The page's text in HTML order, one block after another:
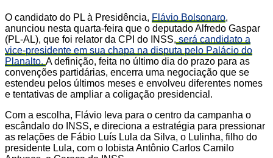
O candidato do PL à Presidência, Flávio Bolsonaro,
anunciou nesta quarta-feira que o deputado Alfredo Gaspar
(PL-AL), que foi relator da CPI do INSS,será candidato a
vice-presidente em sua chapa na disputa pelo Palácio do
Planalto.A definição, feita no último dia do prazo para as
convenções partidárias, encerra uma negociação que se
estendeu pelos últimos meses e envolveu diferentes nomes
e tentativas de ampliar a coligação presidencial.
Com a escolha, Flávio leva para o centro da campanha o
escândalo do INSS, e direciona a estratégia para pressionar
as relações de Fábio Luís Lula da Silva, o Lulinha, filho do
presidente Lula, com o lobista Antônio Carlos Camilo